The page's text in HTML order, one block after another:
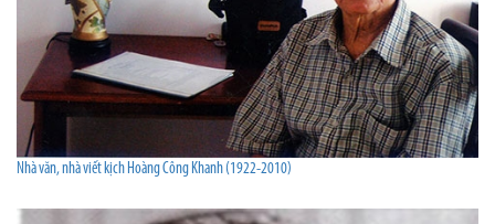
Nhà văn, nhà viết kịch Hoàng Công Khanh (1922-2010)